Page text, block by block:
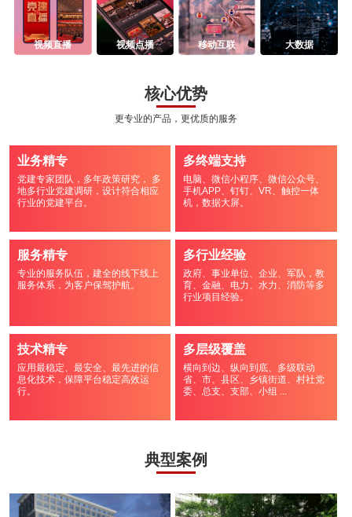
视频直播 视频点播 移动互联 大数据
核心优势
更专业的产品，更优质的服务
业务精专
党建专家团队，多年政策研究， 多
地多行业党建调研，设计符合相应
行业的党建平台。
多终端支持
电脑、微信小程序、微信公众号、
手机APP、钉钉、VR、触控一体
机，数据大屏。
服务精专
专业的服务队伍，建全的线下线上
服务体系，为客户保驾护航。
多行业经验
政府、事业单位、企业、军队，教
育、金融、电力、水力、消防等多
行业项目经验。
技术精专
应用最稳定、最安全、最先进的信
息化技术，保障平台稳定高效运
行。
多层级覆盖
横向到边、纵向到底、多级联动
省、市、县区、乡镇街道、村社党
委、总支、支部、小组 ...
典型案例